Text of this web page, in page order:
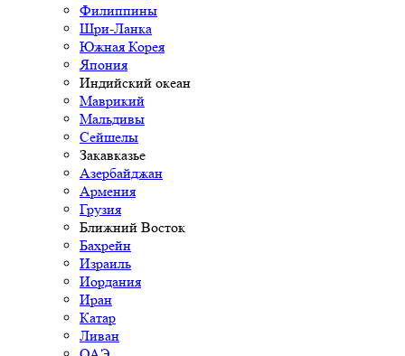
Филиппины
Шри-Ланка
Южная Корея
Япония
Индийский океан
Маврикий
Мальдивы
Сейшелы
Закавказье
Азербайджан
Армения
Грузия
Ближний Восток
Бахрейн
Израиль
Иордания
Иран
Катар
Ливан